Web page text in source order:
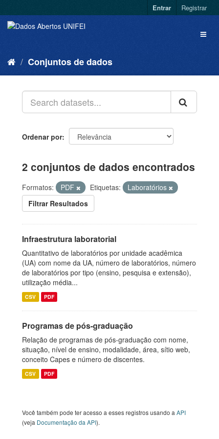
Entrar Registrar
Conjuntos de dados
Ordenar por
2 conjuntos de dados encontrados
Formatos: PDF Etiquetas:
Laboratórios
Filtrar Resultados
Infraestrutura laboratorial
Quantitativo de laboratórios por unidade acadêmica
(UA) com nome da UA, número de laboratórios, número
de laboratórios por tipo (ensino, pesquisa e extensão),
utilização média...
CSV PDF
Programas de pós-graduação
Relação de programas de pós-graduação com nome,
situação, nível de ensino, modalidade, área, sítio web,
conceito Capes e número de discentes.
CSV PDF
Você também pode ter acesso a esses registros usando a API
(veja Documentação da API).